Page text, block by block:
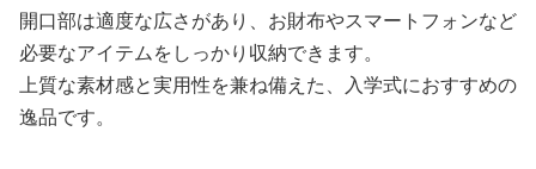
開口部は適度な広さがあり、お財布やスマートフォンなど
必要なアイテムをしっかり収納できます。
上質な素材感と実用性を兼ね備えた、入学式におすすめの
逸品です。